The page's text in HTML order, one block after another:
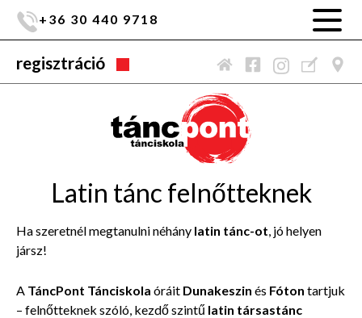
+36 30 440 9718
regisztráció
Latin tánc felnőtteknek
Ha szeretnél megtanulni néhány latin tánc-ot, jó helyen
jársz!
A TáncPont Tánciskola óráit Dunakeszin és Fóton tartjuk
– felnőtteknek szóló, kezdő szintű latin társastánc